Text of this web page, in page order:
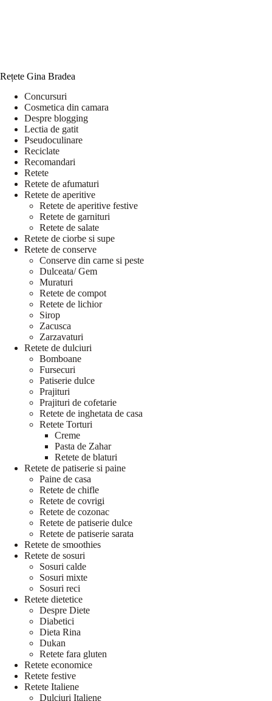
Rețete Gina Bradea
Concursuri
Cosmetica din camara
Despre blogging
Lectia de gatit
Pseudoculinare
Reciclate
Recomandari
Retete
Retete de afumaturi
Retete de aperitive
Retete de aperitive festive
Retete de garnituri
Retete de salate
Retete de ciorbe si supe
Retete de conserve
Conserve din carne si peste
Dulceata/ Gem
Muraturi
Retete de compot
Retete de lichior
Sirop
Zacusca
Zarzavaturi
Retete de dulciuri
Bomboane
Fursecuri
Patiserie dulce
Prajituri
Prajituri de cofetarie
Retete de inghetata de casa
Retete Torturi
Creme
Pasta de Zahar
Retete de blaturi
Retete de patiserie si paine
Paine de casa
Retete de chifle
Retete de covrigi
Retete de cozonac
Retete de patiserie dulce
Retete de patiserie sarata
Retete de smoothies
Retete de sosuri
Sosuri calde
Sosuri mixte
Sosuri reci
Retete dietetice
Despre Diete
Diabetici
Dieta Rina
Dukan
Retete fara gluten
Retete economice
Retete festive
Retete Italiene
Dulciuri Italiene